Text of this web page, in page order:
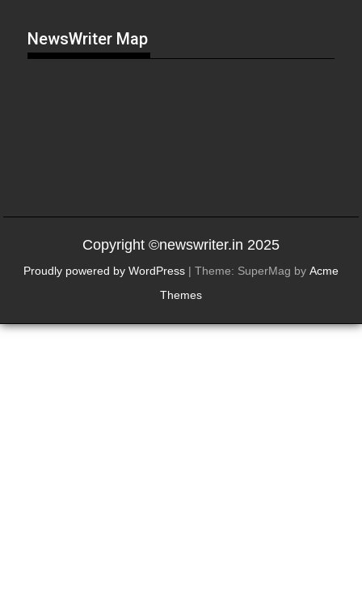
NewsWriter Map
Copyright ©newswriter.in 2025
Proudly powered by WordPress | Theme: SuperMag by Acme
Themes